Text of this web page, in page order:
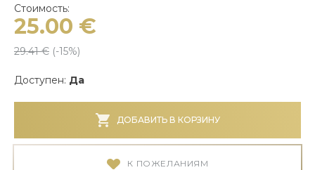
Стоимость:
25.00 €
29.41€ (-15%)
Доступен: Да
ДОБАВИТЬ В КОРЗИНУ
К ПОЖЕЛАНИЯМ